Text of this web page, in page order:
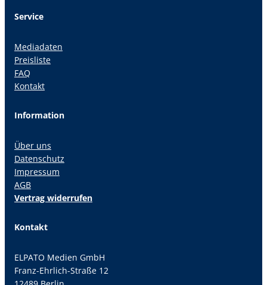
Service
Mediadaten
Preisliste
FAQ
Kontakt
Information
Über uns
Datenschutz
Impressum
AGB
Vertrag widerrufen
Kontakt
ELPATO Medien GmbH
Franz-Ehrlich-Straße 12